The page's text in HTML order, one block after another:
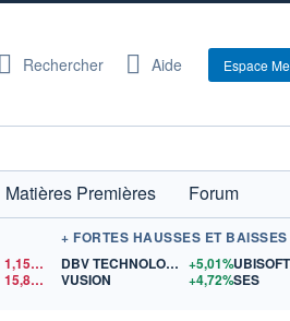
Rechercher Aide Espace
Matières Premières
Forum
1,1548
$US
15,81$US
+ FORTES HAUSSES ET
DBV TECHNOLOGIES +5,01%
VUSION
+4,72%
UBISOFT
SES